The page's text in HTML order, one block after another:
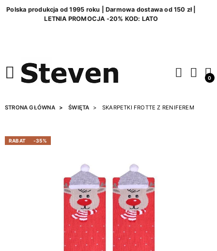
Polska produkcja od 1995 roku | Darmowa dostawa od 150 zł |
LETNIA PROMOCJA -20% KOD: LATO
0
STRONA GŁÓWNA ŚWIĘTA SKARPETKI FROTTE Z RENIFEREM
RABAT -35%